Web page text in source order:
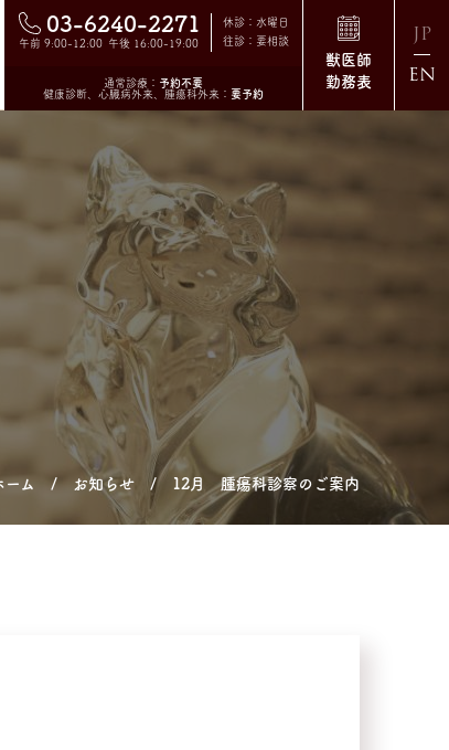
03-6240-2271
午前 9:00-12:00 午後 16:00-19:00
休診：水曜日
往診：要相談
通常診療： 予約不要
健康診断、心臓病外来、腫瘍科外来： 要予約
獣医師
勤務表
JP
EN
ーム お知らせ 12月 腫瘍科診察のご案内